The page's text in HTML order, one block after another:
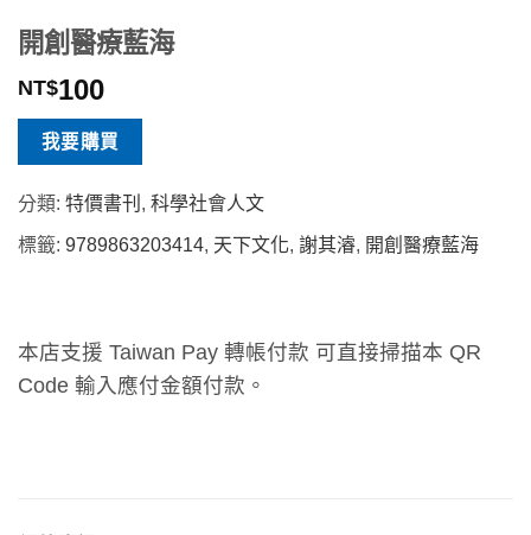
開創醫療藍海
NT$100
我要購買
分類: 特價書刊 , 科學社會人文
標籤: 9789863203414, 天下文化, 謝其濬, 開創醫療藍海
本店支援 Taiwan Pay 轉帳付款 可直接掃描本 QR
Code 輸入應付金額付款。